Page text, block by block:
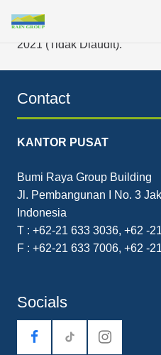
Alam Indonesia Tbk (KKGI)
2021 (Tidak Diaudit).
Contact
KANTOR PUSAT
Bumi Raya Group Building
Jl. Pembangunan I No. 3
Indonesia
T : +62-21 633 3036, +62 -
F : +62-21 633 7006, +62 -
Socials
tiktok